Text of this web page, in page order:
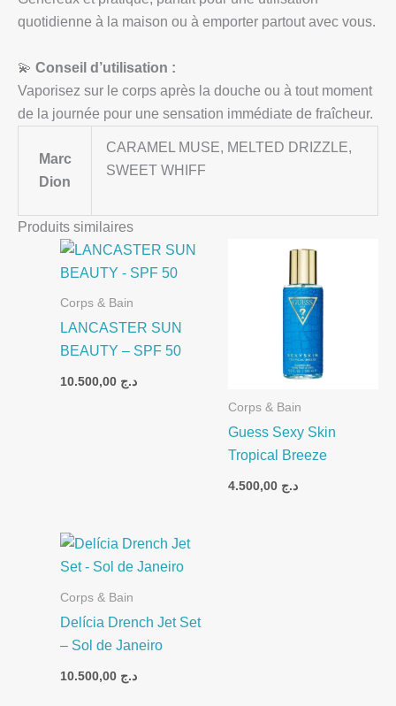
quotidienne à la maison ou à emporter partout avec vous.
💫 Conseil d’utilisation :
Vaporisez sur le corps après la douche ou à tout moment
de la journée pour une sensation immédiate de fraîcheur.
Marc
Dion
CARAMEL MUSE, MELTED DRIZZLE,
SWEET WHIFF
Produits similaires
Corps & Bain
LANCASTER SUN
BEAUTY – SPF 50
د.ج
Corps & Bain
Guess Sexy Skin
Tropical Breeze
د.ج
Corps & Bain
Delícia Drench Jet Set
– Sol de Janeiro
د.ج